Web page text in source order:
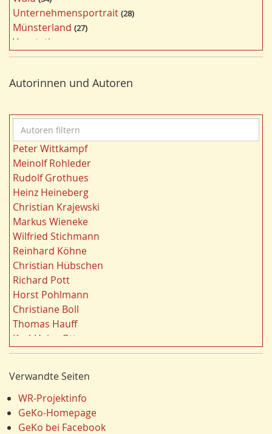
f
i
l
t
r
n
Unternehmensportrait 28
Münsterland 27
Vegetation
Nordrhein-Westfalen 25
Bergbau 24
Kultur 22
Kulturlandschaft
Wohnen 21
Gewässer 21
Strukturwandel
Städtebau 20
Wahl 20
Ländliche Entwicklung
Ruhrgebiet 20
Migration/Wanderung
Landschaft 19
Siedlung/Siedlungsgeschichte
Demographischer Wandel
Geologie 19
Dortmund 18
Fauna 17
Energie/Energiewirtschaft 17
Klima/Klimawandel
Hydrogeologie
LEADER 15
Religion 15
Autorinnen und Autoren
u
t
o
r
e
n
f
i
l
t
e
r
n
Peter Wittkampf
Meinolf Rohleder
Rudolf Grothues
Heinz Heineberg
Christian Krajewski
Markus Wieneke
Wilfried Stichmann
Reinhard Köhne
Christian Hübschen
Richard Pott
Horst Pohlmann
Christiane Boll
Thomas Hauff
Karl-Heinz Otto
Carola Bischoff
Jürgen Lethmate
Rudolf Bergmann
Hans-Werner Wehling
Klaus Temlitz
Verwandte Seiten
WR-Projektinfo
GeKo-Homepage
GeKo bei Facebook